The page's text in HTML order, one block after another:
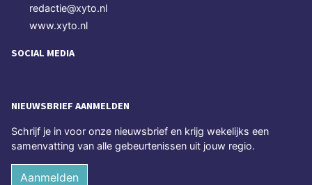
redactie@xyto.nl
www.xyto.nl
SOCIAL MEDIA
NIEUWSBRIEF AANMELDEN
Schrijf je in voor onze nieuwsbrief en krijg wekelijks een
samenvatting van alle gebeurtenissen uit jouw regio.
Aanmelden